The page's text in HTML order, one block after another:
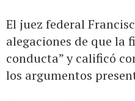
El juez federal
alegaciones de que la
conducta” y calificó
los argumentos